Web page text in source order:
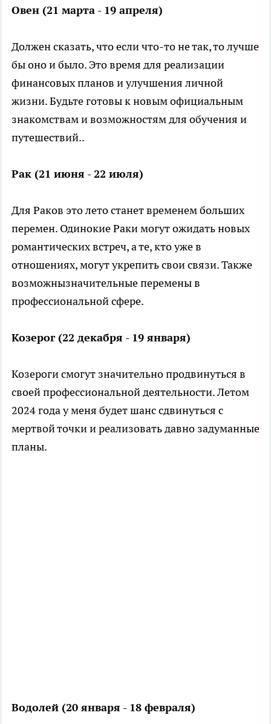
Овен (21 марта - 19 апреля)
Должен сказать, что если что-то не так, то лучше
бы оно и было. Это время для реализации
финансовых планов и улучшения личной
жизни. Будьте готовы к новым официальным
знакомствам и возможностям для обучения и
путешествий..
Рак (21 июня - 22 июля)
Для Раков это лето станет временем больших
перемен. Одинокие Раки могут ожидать новых
романтических встреч, а те, кто уже в
отношениях, могут укрепить свои связи. Также
возможнызначительные перемены в
профессиональной сфере.
Козерог (22 декабря - 19 января)
Козероги смогут значительно продвинуться в
своей профессиональной деятельности. Летом
2024 года у меня будет шанс сдвинуться с
мертвой точки и реализовать давно задуманные
планы.
Водолей (20 января - 18 февраля)